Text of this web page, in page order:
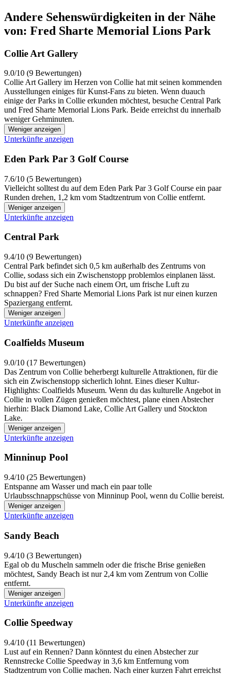
Andere Sehenswürdigkeiten in der Nähe
von: Fred Sharte Memorial Lions Park
Collie Art Gallery
9.0/10 (9 Bewertungen)
Collie Art Gallery im Herzen von Collie hat mit seinen kommenden
Ausstellungen einiges für Kunst-Fans zu bieten. Wenn duauch
einige der Parks in Collie erkunden möchtest, besuche Central Park
und Fred Sharte Memorial Lions Park. Beide erreichst du innerhalb
weniger Gehminuten.
Weniger anzeigen
Unterkünfte anzeigen
Eden Park Par 3 Golf Course
7.6/10 (5 Bewertungen)
Vielleicht solltest du auf dem Eden Park Par 3 Golf Course ein paar
Runden drehen, 1,2 km vom Stadtzentrum von Collie entfernt.
Weniger anzeigen
Unterkünfte anzeigen
Central Park
9.4/10 (9 Bewertungen)
Central Park befindet sich 0,5 km außerhalb des Zentrums von
Collie, sodass sich ein Zwischenstopp problemlos einplanen lässt.
Du bist auf der Suche nach einem Ort, um frische Luft zu
schnappen? Fred Sharte Memorial Lions Park ist nur einen kurzen
Spaziergang entfernt.
Weniger anzeigen
Unterkünfte anzeigen
Coalfields Museum
9.0/10 (17 Bewertungen)
Das Zentrum von Collie beherbergt kulturelle Attraktionen, für die
sich ein Zwischenstopp sicherlich lohnt. Eines dieser Kultur-
Highlights: Coalfields Museum. Wenn du das kulturelle Angebot in
Collie in vollen Zügen genießen möchtest, plane einen Abstecher
hierhin: Black Diamond Lake, Collie Art Gallery und Stockton
Lake.
Weniger anzeigen
Unterkünfte anzeigen
Minninup Pool
9.4/10 (25 Bewertungen)
Entspanne am Wasser und mach ein paar tolle
Urlaubsschnappschüsse von Minninup Pool, wenn du Collie bereist.
Weniger anzeigen
Unterkünfte anzeigen
Sandy Beach
9.4/10 (3 Bewertungen)
Egal ob du Muscheln sammeln oder die frische Brise genießen
möchtest, Sandy Beach ist nur 2,4 km vom Zentrum von Collie
entfernt.
Weniger anzeigen
Unterkünfte anzeigen
Collie Speedway
9.4/10 (11 Bewertungen)
Lust auf ein Rennen? Dann könntest du einen Abstecher zur
Rennstrecke Collie Speedway in 3,6 km Entfernung vom
Stadtzentrum von Collie machen. Nach einer kurzen Fahrt erreichst